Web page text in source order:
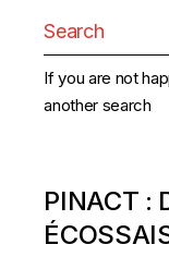
for:
If you are not
another search
PINACT :